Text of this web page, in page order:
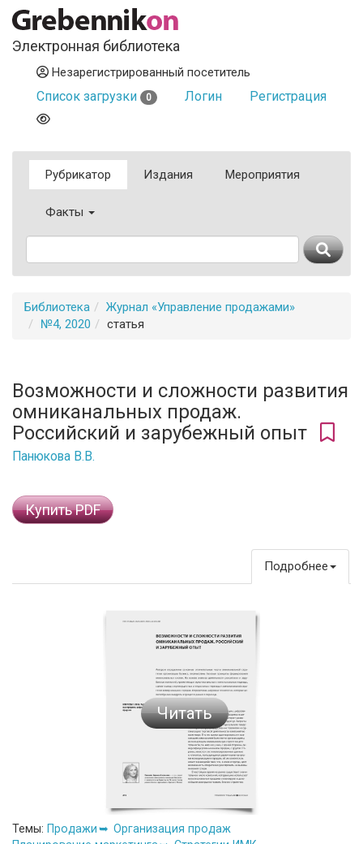
Электронная библиотека
Незарегистрированный посетитель
Список загрузки 0 Логин Регистрация
Рубрикатор Издания Мероприятия
Факты
Библиотека
Журнал «Управление продажами»
№4, 2020
статья
Возможности и сложности развития
омниканальных продаж.
Российский и зарубежный опыт
Панюкова В.В.
Купить PDF
Подробнее
Читать
Темы: Продажи
Организация продаж